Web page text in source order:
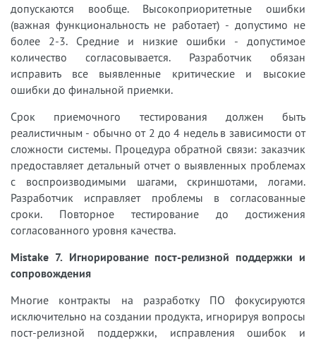
допускаются вообще. Высокоприоритетные ошибки
(важная функциональность не работает) - допустимо не
более 2-3. Средние и низкие ошибки - допустимое
количество согласовывается. Разработчик обязан
исправить все выявленные критические и высокие
ошибки до финальной приемки.
Срок приемочного тестирования должен быть
реалистичным - обычно от 2 до 4 недель в зависимости от
сложности системы. Процедура обратной связи: заказчик
предоставляет детальный отчет о выявленных проблемах
с воспроизводимыми шагами, скриншотами, логами.
Разработчик исправляет проблемы в согласованные
сроки. Повторное тестирование до достижения
согласованного уровня качества.
Mistake 7. Игнорирование пост-релизной поддержки и
сопровождения
Многие контракты на разработку ПО фокусируются
исключительно на создании продукта, игнорируя вопросы
пост-релизной поддержки, исправления ошибок и